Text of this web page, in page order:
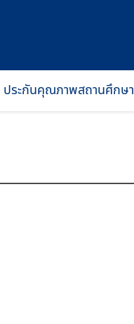
ประกันคุณภาพสถานศึกษา